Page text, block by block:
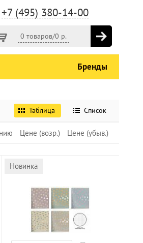
+7 (495) 380-14-00
0 товаров/0 р.
Бренды
Таблица Список
Цене (возр.) Цене (убыв.)
Новинка